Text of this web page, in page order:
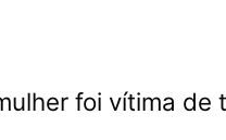
foi vítima